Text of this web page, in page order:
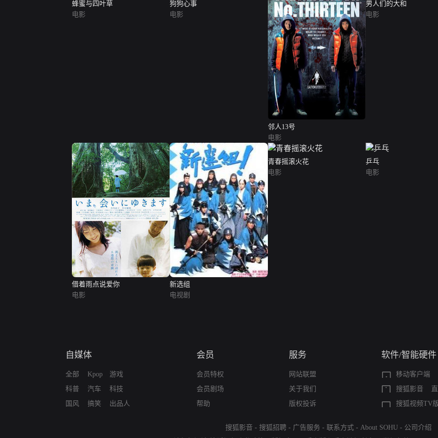
蜂蜜与四叶草
电影
狗狗心事
电影
邻人13号
电影
男人们的大和
电影
借着雨点说爱你
电影
新选组
电视剧
青春摇滚火花
电影
乒乓
电影
自媒体
全部
科普
国风
Kpop
汽车
搞笑
游戏
科技
出品人
会员
会员特权
会员剧场
帮助
服务
网站联盟
关于我们
版权投诉
软件/智能硬件
移动客户端
搜狐影音
搜狐视频TV
搜狐影音 - 搜狐招聘 - 广告服务 - 联系方式 - About SOHU - 公司介绍